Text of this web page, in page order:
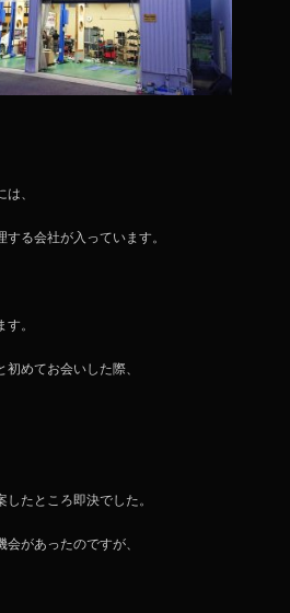
、
る会社が入っています。
。
めてお会いした際、
たところ即決でした。
があったのですが、